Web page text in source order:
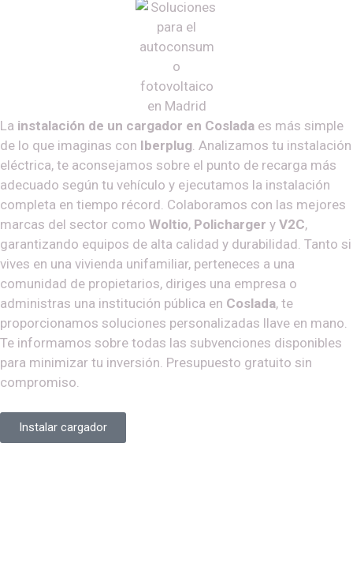
La instalación de un cargador en Coslada es más simple
de lo que imaginas con Iberplug . Analizamos tu instalación
eléctrica, te aconsejamos sobre el punto de recarga más
adecuado según tu vehículo y ejecutamos la instalación
completa en tiempo récord. Colaboramos con las mejores
marcas del sector como Woltio, Policharger y V2C,
garantizando equipos de alta calidad y durabilidad. Tanto si
vives en una vivienda unifamiliar, perteneces a una
comunidad de propietarios, diriges una empresa o
administras una institución pública en Coslada, te
proporcionamos soluciones personalizadas llave en mano.
Te informamos sobre todas las subvenciones disponibles
para minimizar tu inversión. Presupuesto gratuito sin
compromiso.
Instalar cargador